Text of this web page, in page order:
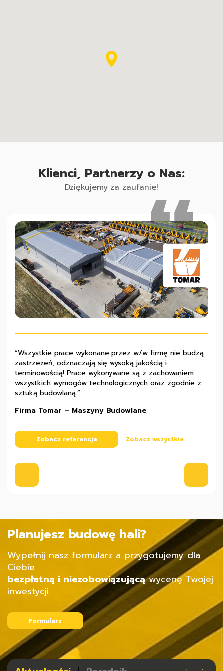
Klienci, Partnerzy o Nas:
Dziękujemy za zaufanie!
“Wszystkie prace wykonane przez w/w firmę nie budzą
zastrzeżeń, odznaczają się wysoką jakością i
terminowością! Prace wykonywane są z zachowaniem
wszystkich wymogów technologicznych oraz zgodnie z
sztuką budowlaną.”
Firma Tomar – Maszyny Budowlane
Zobacz referencje Zobacz wszystkie
„Z pełną odpowiedzialnością polecamy firmę Pana Marka
Machowskiego jako solidnego partnera inwestycyjnego,
charakteryzującego się przy tym bogatym
doświadczeniem, rzetelnością i sumiennością.”
Zobacz referencje
“Współpraca z firmą Stalmach układała się prawidłowo i
z całą pewnością możemy polecić ją jako solidne
przedsiębiorstwo, które gwarantuje wysoką jakość
wykonywanych robót budowlanych.”
Zobacz referencje
Planujesz budowę hali?
Wypełnij nasz formularz a przygotujemy dla
Ciebie
bezpłatną i niezobowiązującąwycenę Twojej
inwestycji.
Formularz